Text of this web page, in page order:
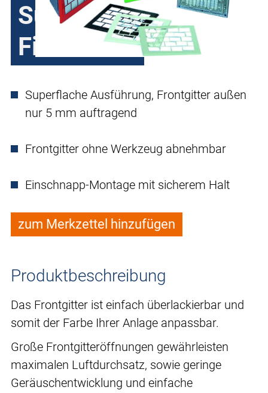
Superflache
Filterlüfter
Superflache Ausführung, Frontgitter außen
nur 5 mm auftragend
Frontgitter ohne Werkzeug abnehmbar
Einschnapp-Montage mit sicherem Halt
zum Merkzettel hinzufügen
Produktbeschreibung
Das Frontgitter ist einfach überlackierbar und
somit der Farbe Ihrer Anlage anpassbar.
Große Frontgitteröffnungen gewährleisten
maximalen Luftdurchsatz, sowie geringe
Geräuschentwicklung und einfache